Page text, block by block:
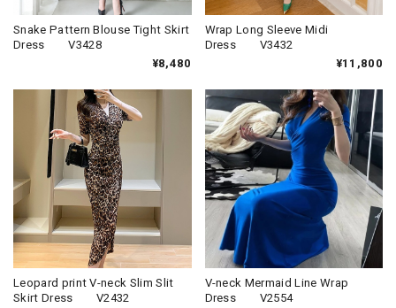
Snake Pattern Blouse Tight Skirt
Dress V3428
¥8,480
Wrap Long Sleeve Midi
Dress V3432
¥11,800
Leopard print V-neck Slim Slit
Skirt Dress V2432
V-neck Mermaid Line Wrap
Dress V2554